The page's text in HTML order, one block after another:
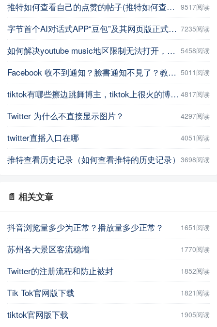
推特如何查看自己的点赞的帖子(推特如何查看自己的点赞的帖子数量 ) 9517阅读
字节首个AI对话式APP“豆包”及其网页版正式上线 7235阅读
如何解决youtube music地区限制无法打开，并在手机上进行下载操作 5458阅读
Facebook 收不到通知？臉書通知不見了？教你5招輕鬆解決 | iPhoneTipSo 5011阅读
tiktok有哪些擦边跳舞博主，tiktok上很火的博主盘点 4817阅读
Twitter 为什么不直接显示图片？ 4297阅读
twitter直播入口在哪 4051阅读
推特查看历史记录（如何查看推特的历史记录） 3698阅读
📄 相关文章
抖音浏览量多少为正常？播放量多少正常？ 1651阅读
苏州各大景区客流稳增 1770阅读
Twitter的注册流程和防止被封 1852阅读
Tik Tok官网版下载 1821阅读
tiktok官网版下载 1905阅读